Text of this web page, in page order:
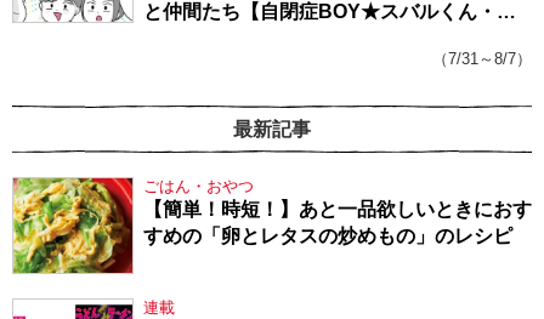
と仲間たち【自閉症BOY★スバルくん・
（7/31～8/7）
最新記事
ごはん・おやつ
【簡単！時短！】あと一品欲しいときにおす
すめの「卵とレタスの炒めもの」のレシピ
連載